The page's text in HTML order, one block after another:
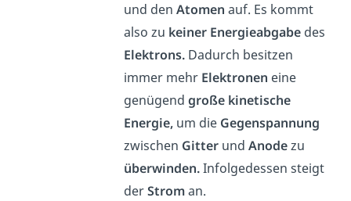
und denAtomen auf. Es kommt
also zu keiner Energieabgabe des
Elektrons. Dadurch besitzen
immer mehr Elektronen eine
genügendgroße kinetische
Energie, um die Gegenspannung
zwischen Gitter undAnodezu
überwinden.Infolgedessen steigt
derStroman.